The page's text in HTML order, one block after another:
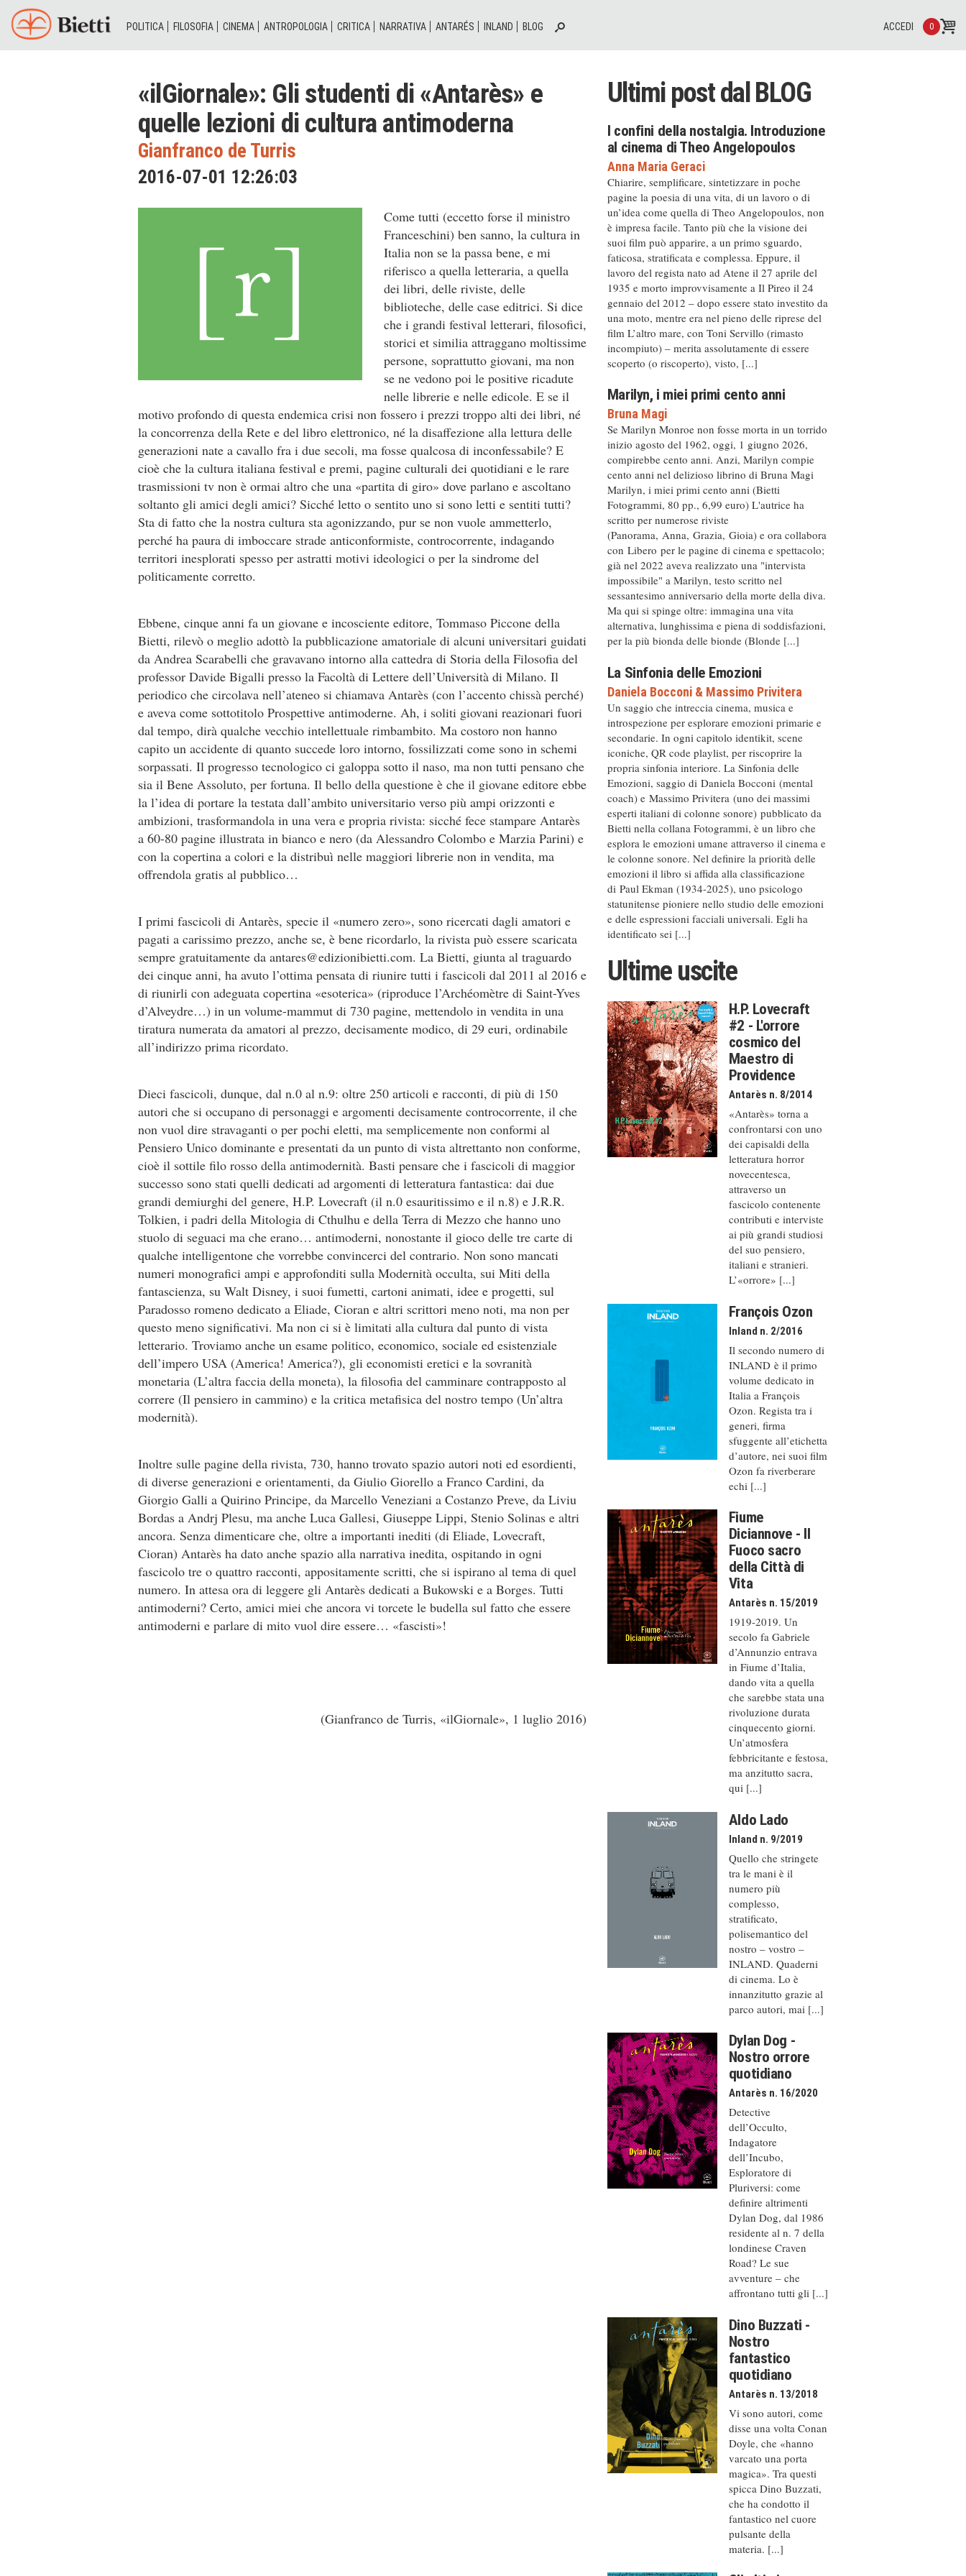
POLITICA FILOSOFIA CINEMA ANTROPOLOGIA CRITICA NARRATIVA ANTARÉS INLAND BLOG 0
ACCEDI
«ilGiornale»: Gli studenti di «Antarès» e
quelle lezioni di cultura antimoderna
Gianfranco de Turris
2016-07-01 12:26:03
Come tutti (eccetto forse il ministro
Franceschini) ben sanno, la cultura in
Italia non se la passa bene, e mi
riferisco a quella letteraria, a quella
dei libri, delle riviste, delle
biblioteche, delle case editrici. Si dice
che i grandi festival letterari, filosofici,
storici et similia attraggano moltissime
persone, soprattutto giovani, ma non
se ne vedono poi le positive ricadute
nelle librerie e nelle edicole. E se il
motivo profondo di questa endemica crisi non fossero i prezzi troppo alti dei libri, né
la concorrenza della Rete e del libro elettronico, né la disaffezione alla lettura delle
generazioni nate a cavallo fra i due secoli, ma fosse qualcosa di inconfessabile? E
cioè che la cultura italiana festival e premi, pagine culturali dei quotidiani e le rare
trasmissioni tv non è ormai altro che una «partita di giro» dove parlano e ascoltano
soltanto gli amici degli amici? Sicché letto o sentito uno si sono letti e sentiti tutti?
Sta di fatto che la nostra cultura sta agonizzando, pur se non vuole ammetterlo,
perché ha paura di imboccare strade anticonformiste, controcorrente, indagando
territori inesplorati spesso per astratti motivi ideologici o per la sindrome del
politicamente corretto.
Ebbene, cinque anni fa un giovane e incosciente editore, Tommaso Piccone della
Bietti, rilevò o meglio adottò la pubblicazione amatoriale di alcuni universitari guidati
da Andrea Scarabelli che gravavano intorno alla cattedra di Storia della Filosofia del
professor Davide Bigalli presso la Facoltà di Lettere dell’Università di Milano. Il
periodico che circolava nell’ateneo si chiamava Antarès (con l’accento chissà perché)
e aveva come sottotitolo Prospettive antimoderne. Ah, i soliti giovani reazionari fuori
dal tempo, dirà qualche vecchio intellettuale rimbambito. Ma costoro non hanno
capito un accidente di quanto succede loro intorno, fossilizzati come sono in schemi
sorpassati. Il progresso tecnologico ci galoppa sotto il naso, ma non tutti pensano che
sia il Bene Assoluto, per fortuna. Il bello della questione è che il giovane editore ebbe
la l’idea di portare la testata dall’ambito universitario verso più ampi orizzonti e
ambizioni, trasformandola in una vera e propria rivista: sicché fece stampare Antarès
a 60-80 pagine illustrata in bianco e nero (da Alessandro Colombo e Marzia Parini) e
con la copertina a colori e la distribuì nelle maggiori librerie non in vendita, ma
offrendola gratis al pubblico…
I primi fascicoli di Antarès, specie il «numero zero», sono ricercati dagli amatori e
pagati a carissimo prezzo, anche se, è bene ricordarlo, la rivista può essere scaricata
sempre gratuitamente da antares@edizionibietti.com. La Bietti, giunta al traguardo
dei cinque anni, ha avuto l’ottima pensata di riunire tutti i fascicoli dal 2011 al 2016 e
di riunirli con adeguata copertina «esoterica» (riproduce l’Archéomètre di Saint-Yves
d’Alveydre…) in un volume-mammut di 730 pagine, mettendolo in vendita in una
tiratura numerata da amatori al prezzo, decisamente modico, di 29 euri, ordinabile
all’indirizzo prima ricordato.
Dieci fascicoli, dunque, dal n.0 al n.9: oltre 250 articoli e racconti, di più di 150
autori che si occupano di personaggi e argomenti decisamente controcorrente, il che
non vuol dire stravaganti o per pochi eletti, ma semplicemente non conformi al
Pensiero Unico dominante e presentati da un punto di vista altrettanto non conforme,
cioè il sottile filo rosso della antimodernità. Basti pensare che i fascicoli di maggior
successo sono stati quelli dedicati ad argomenti di letteratura fantastica: dai due
grandi demiurghi del genere, H.P. Lovecraft (il n.0 esauritissimo e il n.8) e J.R.R.
Tolkien, i padri della Mitologia di Cthulhu e della Terra di Mezzo che hanno uno
stuolo di seguaci ma che erano… antimoderni, nonostante il gioco delle tre carte di
qualche intelligentone che vorrebbe convincerci del contrario. Non sono mancati
numeri monografici ampi e approfonditi sulla Modernità occulta, sui Miti della
fantascienza, su Walt Disney, i suoi fumetti, cartoni animati, idee e progetti, sul
Paradosso romeno dedicato a Eliade, Cioran e altri scrittori meno noti, ma non per
questo meno significativi. Ma non ci si è limitati alla cultura dal punto di vista
letterario. Troviamo anche un esame politico, economico, sociale ed esistenziale
dell’impero USA (America! America?), gli economisti eretici e la sovranità
monetaria (L’altra faccia della moneta), la filosofia del camminare contrapposto al
correre (Il pensiero in cammino) e la critica metafisica del nostro tempo (Un’altra
modernità).
Inoltre sulle pagine della rivista, 730, hanno trovato spazio autori noti ed esordienti,
di diverse generazioni e orientamenti, da Giulio Giorello a Franco Cardini, da
Giorgio Galli a Quirino Principe, da Marcello Veneziani a Costanzo Preve, da Liviu
Bordas a Andrj Plesu, ma anche Luca Gallesi, Giuseppe Lippi, Stenio Solinas e altri
ancora. Senza dimenticare che, oltre a importanti inediti (di Eliade, Lovecraft,
Cioran) Antarès ha dato anche spazio alla narrativa inedita, ospitando in ogni
fascicolo tre o quattro racconti, appositamente scritti, che si ispirano al tema di quel
numero. In attesa ora di leggere gli Antarès dedicati a Bukowski e a Borges. Tutti
antimoderni? Certo, amici miei che ancora vi torcete le budella sul fatto che essere
antimoderni e parlare di mito vuol dire essere… «fascisti»!
(Gianfranco de Turris, «ilGiornale», 1 luglio 2016)
Ultimi post dal BLOG
I confini della nostalgia. Introduzione
al cinema di Theo Angelopoulos
Anna Maria Geraci
Chiarire, semplificare, sintetizzare in poche
pagine la poesia di una vita, di un lavoro o di
un’idea come quella di Theo Angelopoulos, non
è impresa facile. Tanto più che la visione dei
suoi film può apparire, a un primo sguardo,
faticosa, stratificata e complessa. Eppure, il
lavoro del regista nato ad Atene il 27 aprile del
1935 e morto improvvisamente a Il Pireo il 24
gennaio del 2012 – dopo essere stato investito da
una moto, mentre era nel pieno delle riprese del
film L’altro mare, con Toni Servillo (rimasto
incompiuto) – merita assolutamente di essere
scoperto (o riscoperto), visto, [...]
Marilyn, i miei primi cento anni
Bruna Magi
Se Marilyn Monroe non fosse morta in un torrido
inizio agosto del 1962, oggi, 1 giugno 2026,
compirebbe cento anni. Anzi, Marilyn compie
cento anni nel delizioso librino di Bruna Magi
Marilyn, i miei primi cento anni (Bietti
Fotogrammi, 80 pp., 6,99 euro) L'autrice ha
scritto per numerose riviste
(Panorama, Anna, Grazia, Gioia) e ora collabora
con Libero per le pagine di cinema e spettacolo;
già nel 2022 aveva realizzato una "intervista
impossibile" a Marilyn, testo scritto nel
sessantesimo anniversario della morte della diva.
Ma qui si spinge oltre: immagina una vita
alternativa, lunghissima e piena di soddisfazioni,
per la più bionda delle bionde (Blonde [...]
La Sinfonia delle Emozioni
Daniela Bocconi& Massimo Privitera
Un saggio che intreccia cinema, musica e
introspezione per esplorare emozioni primarie e
secondarie. In ogni capitolo identikit, scene
iconiche, QR code playlist, per riscoprire la
propria sinfonia interiore. La Sinfonia delle
Emozioni, saggio di Daniela Bocconi (mental
coach) e Massimo Privitera (uno dei massimi
esperti italiani di colonne sonore) pubblicato da
Bietti nella collana Fotogrammi, è un libro che
esplora le emozioni umane attraverso il cinema e
le colonne sonore. Nel definire la priorità delle
emozioni il libro si affida alla classificazione
di Paul Ekman (1934-2025), uno psicologo
statunitense pioniere nello studio delle emozioni
e delle espressioni facciali universali. Egli ha
identificato sei [...]
Ultime uscite
H.P. Lovecraft
#2 - L'orrore
cosmico del
Maestro di
Providence
Antarès n. 8/2014
«Antarès» torna a
confrontarsi con uno
dei capisaldi della
letteratura horror
novecentesca,
attraverso un
fascicolo contenente
contributi e interviste
ai più grandi studiosi
del suo pensiero,
italiani e stranieri.
L’«orrore» [...]
François Ozon
Inland n. 2/2016
Il secondo numero di
INLAND è il primo
volume dedicato in
Italia a François
Ozon. Regista tra i
generi, firma
sfuggente all’etichetta
d’autore, nei suoi film
Ozon fa riverberare
echi [...]
Fiume
Diciannove - Il
Fuoco sacro
della Città di
Vita
Antarès n. 15/2019
1919-2019. Un
secolo fa Gabriele
d’Annunzio entrava
in Fiume d’Italia,
dando vita a quella
che sarebbe stata una
rivoluzione durata
cinquecento giorni.
Un’atmosfera
febbricitante e festosa,
ma anzitutto sacra,
qui [...]
Aldo Lado
Inland n. 9/2019
Quello che stringete
tra le mani è il
numero più
complesso,
stratificato,
polisemantico del
nostro – vostro –
INLAND. Quaderni
di cinema. Lo è
innanzitutto grazie al
parco autori, mai [...]
Dylan Dog -
Nostro orrore
quotidiano
Antarès n. 16/2020
Detective
dell’Occulto,
Indagatore
dell’Incubo,
Esploratore di
Pluriversi: come
definire altrimenti
Dylan Dog, dal 1986
residente al n. 7 della
londinese Craven
Road? Le sue
avventure – che
affrontano tutti gli [...]
Dino Buzzati -
Nostro
fantastico
quotidiano
Antarès n. 13/2018
Vi sono autori, come
disse una volta Conan
Doyle, che «hanno
varcato una porta
magica». Tra questi
spicca Dino Buzzati,
che ha condotto il
fantastico nel cuore
pulsante della
materia. [...]